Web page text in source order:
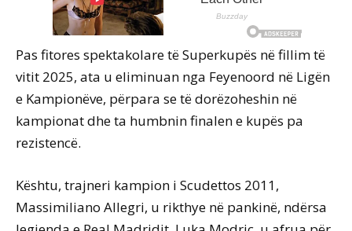
Pas fitores spektakolare të Superkupës në fillim të
vitit 2025, ata u eliminuan nga Feyenoord në Ligën
e Kampionëve, përpara se të dorëzoheshin në
kampionat dhe ta humbnin finalen e kupës pa
rezistencë.
Kështu, trajneri kampion i Scudettos 2011,
Massimiliano Allegri, u rikthye në pankinë, ndërsa